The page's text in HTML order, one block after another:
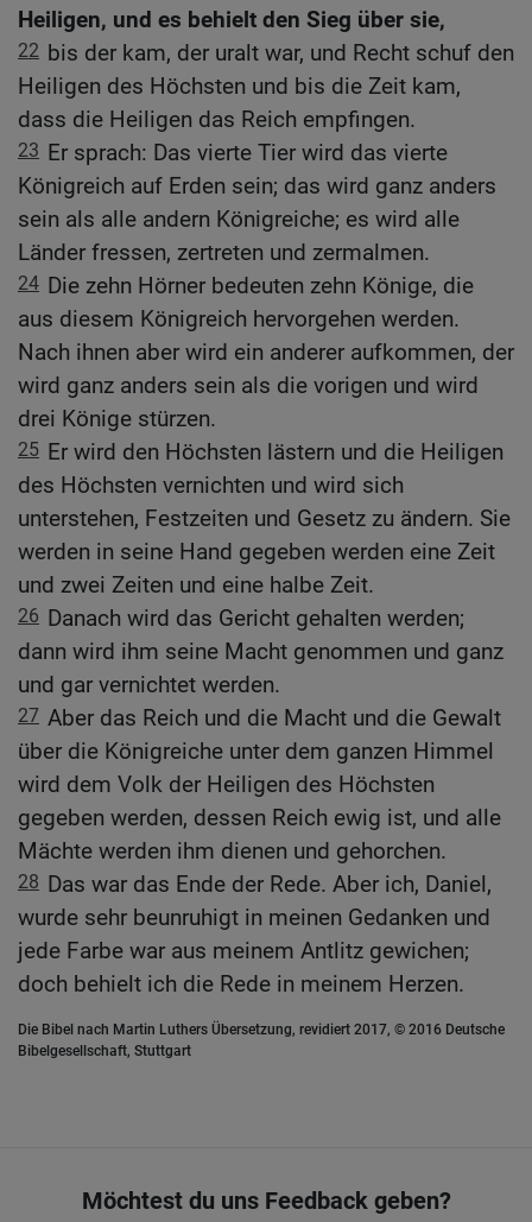
Heiligen, und es behielt den Sieg über sie,
22 bis der kam, der uralt war, und Recht schuf den
Heiligen des Höchsten und bis die Zeit kam,
dass die Heiligen das Reich empfingen.
23 Er sprach: Das vierte Tier wird das vierte
Königreich auf Erden sein; das wird ganz anders
sein als alle andern Königreiche; es wird alle
Länder fressen, zertreten und zermalmen.
24 Die zehn Hörner bedeuten zehn Könige, die
aus diesem Königreich hervorgehen werden.
Nach ihnen aber wird ein anderer aufkommen, der
wird ganz anders sein als die vorigen und wird
drei Könige stürzen.
25 Er wird den Höchsten lästern und die Heiligen
des Höchsten vernichten und wird sich
unterstehen, Festzeiten und Gesetz zu ändern. Sie
werden in seine Hand gegeben werden eine Zeit
und zwei Zeiten und eine halbe Zeit.
26 Danach wird das Gericht gehalten werden;
dann wird ihm seine Macht genommen und ganz
und gar vernichtet werden.
27 Aber das Reich und die Macht und die Gewalt
über die Königreiche unter dem ganzen Himmel
wird dem Volk der Heiligen des Höchsten
gegeben werden, dessen Reich ewig ist, und alle
Mächte werden ihm dienen und gehorchen.
28 Das war das Ende der Rede. Aber ich, Daniel,
wurde sehr beunruhigt in meinen Gedanken und
jede Farbe war aus meinem Antlitz gewichen;
doch behielt ich die Rede in meinem Herzen.
Die Bibel nach Martin Luthers Übersetzung, revidiert 2017, © 2016 Deutsche
Bibelgesellschaft, Stuttgart
Möchtest du uns Feedback geben?